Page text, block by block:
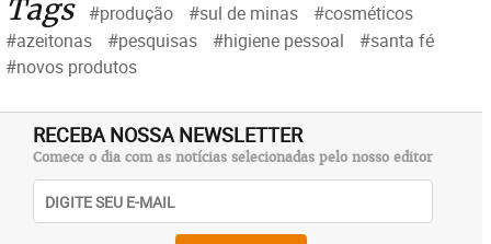
Tags #produção #sul de minas
#cosméticos
#azeitonas
#pesquisas #higiene pessoal
#santa fé
#novos produtos
RECEBA NOSSA NEWSLETTER
Comece o dia com as notícias selecionadas pelo nosso editor